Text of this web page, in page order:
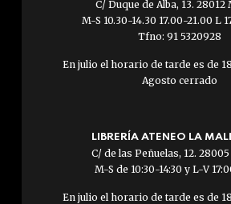
C/ Duque de Alba, 13.
M-S 10.30-14.30 17.00-21.00 L
Tfno: 91 5320928
En julio el horario de tarde es de
Agosto cerrado
LIBRERÍA ATENEO LA
C/ de las Peñuelas, 12.
M-S de 10:30-14:30 y L-V
En julio el horario de tarde es de